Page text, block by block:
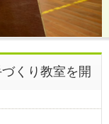
くり教室を開